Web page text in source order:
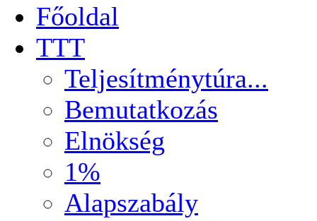
Főoldal
TTT
Teljesítménytúra...
Bemutatkozás
Elnökség
1%
Alapszabály